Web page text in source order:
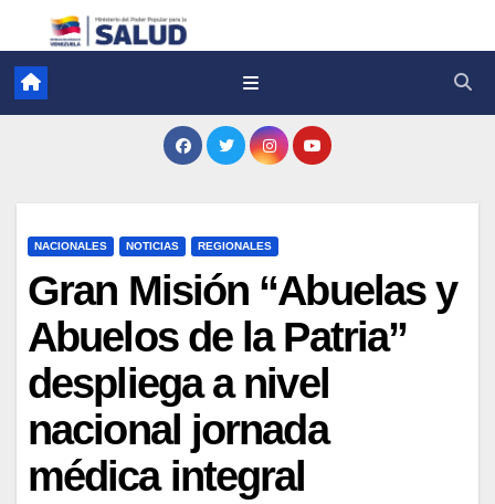
NACIONALES NOTICIAS REGIONALES
Gran Misión “Abuelas y
Abuelos de la Patria”
despliega a nivel
nacional jornada
médica integral